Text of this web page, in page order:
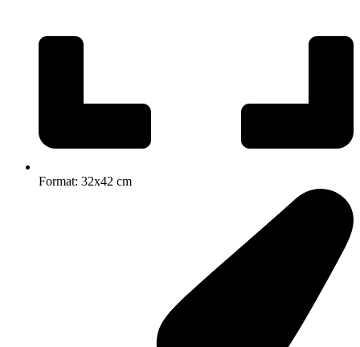
Format: 32x42 cm